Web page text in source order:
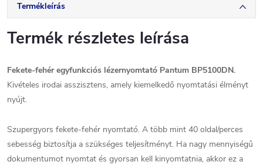
Termékleírás
Termék részletes leírása
Fekete-fehér egyfunkciós lézernyomtató Pantum BP5100DN.
Kivételes irodai asszisztens, amely kiemelkedő nyomtatási élményt
nyújt.
Szupergyors fekete-fehér nyomtató. A több mint 40 oldal/perces
sebesség biztosítja a szükséges teljesítményt. Ha nagy mennyiségű
dokumentumot nyomtat és gyorsan kell kinyomtatnia, akkor ez a